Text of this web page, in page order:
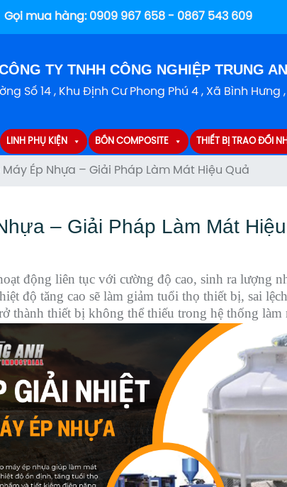
Gọi mua hàng: 0909 967 658 - 0867 543 609
TY TNHH CÔNG NGHIỆP TRUNG
Số 14 , Khu Định Cư Phong Phú 4 , Xã Bình Hưng ,
LINH PHỤ KIỆN BỒN COMPOSITE THIẾT BỊ TRAO ĐỔI
Ép Nhựa – Giải Pháp Làm Mát Hiệu Quả
– Giải Pháp Làm Mát
động liên tục với cường độ cao, sinh ra lượng
độ tăng cao sẽ làm giảm tuổi thọ thiết bị, sai
thành thiết bị không thể thiếu trong hệ thống làm